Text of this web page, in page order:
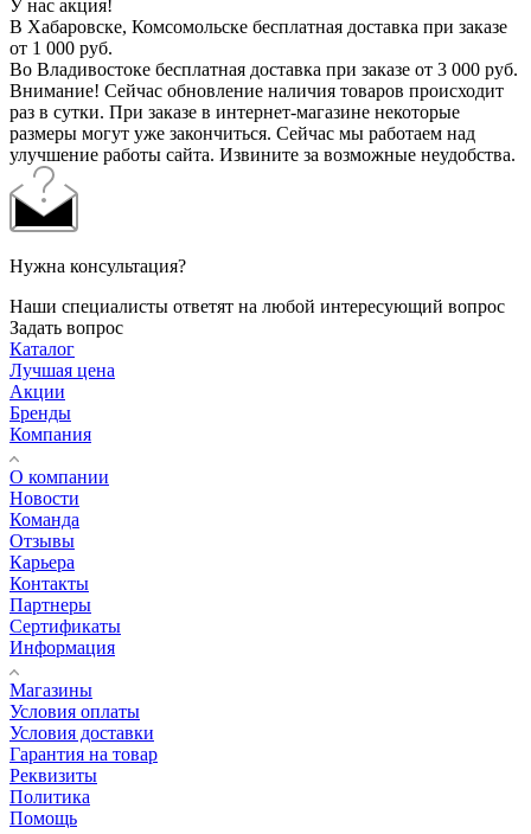
У нас акция!
В Хабаровске, Комсомольске бесплатная доставка при заказе
от 1 000 руб.
Во Владивостоке бесплатная доставка при заказе от 3 000 руб.
Внимание! Сейчас обновление наличия товаров происходит
раз в сутки. При заказе в интернет-магазине некоторые
размеры могут уже закончиться. Сейчас мы работаем над
улучшение работы сайта. Извините за возможные неудобства.
Нужна консультация?
Наши специалисты ответят на любой интересующий вопрос
Задать вопрос
Каталог
Лучшая цена
Акции
Бренды
Компания
О компании
Новости
Команда
Отзывы
Карьера
Контакты
Партнеры
Сертификаты
Информация
Магазины
Условия оплаты
Условия доставки
Гарантия на товар
Реквизиты
Политика
Помощь